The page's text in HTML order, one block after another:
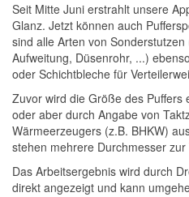
Seit Mitte Juni erstrahlt unsere
Glanz. Jetzt können auch
sind alle Arten von
Aufweitung, Düsenrohr, ...)
oder Schichtbleche für
Zuvor wird die Größe des Puffers
oder aber durch Angabe von
Wärmeerzeugers (z.B. BHKW)
stehen mehrere Durchmesser zur
Das Arbeitsergebnis wird durch
direkt angezeigt und kann